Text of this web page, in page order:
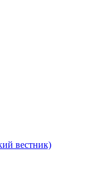
вестник)